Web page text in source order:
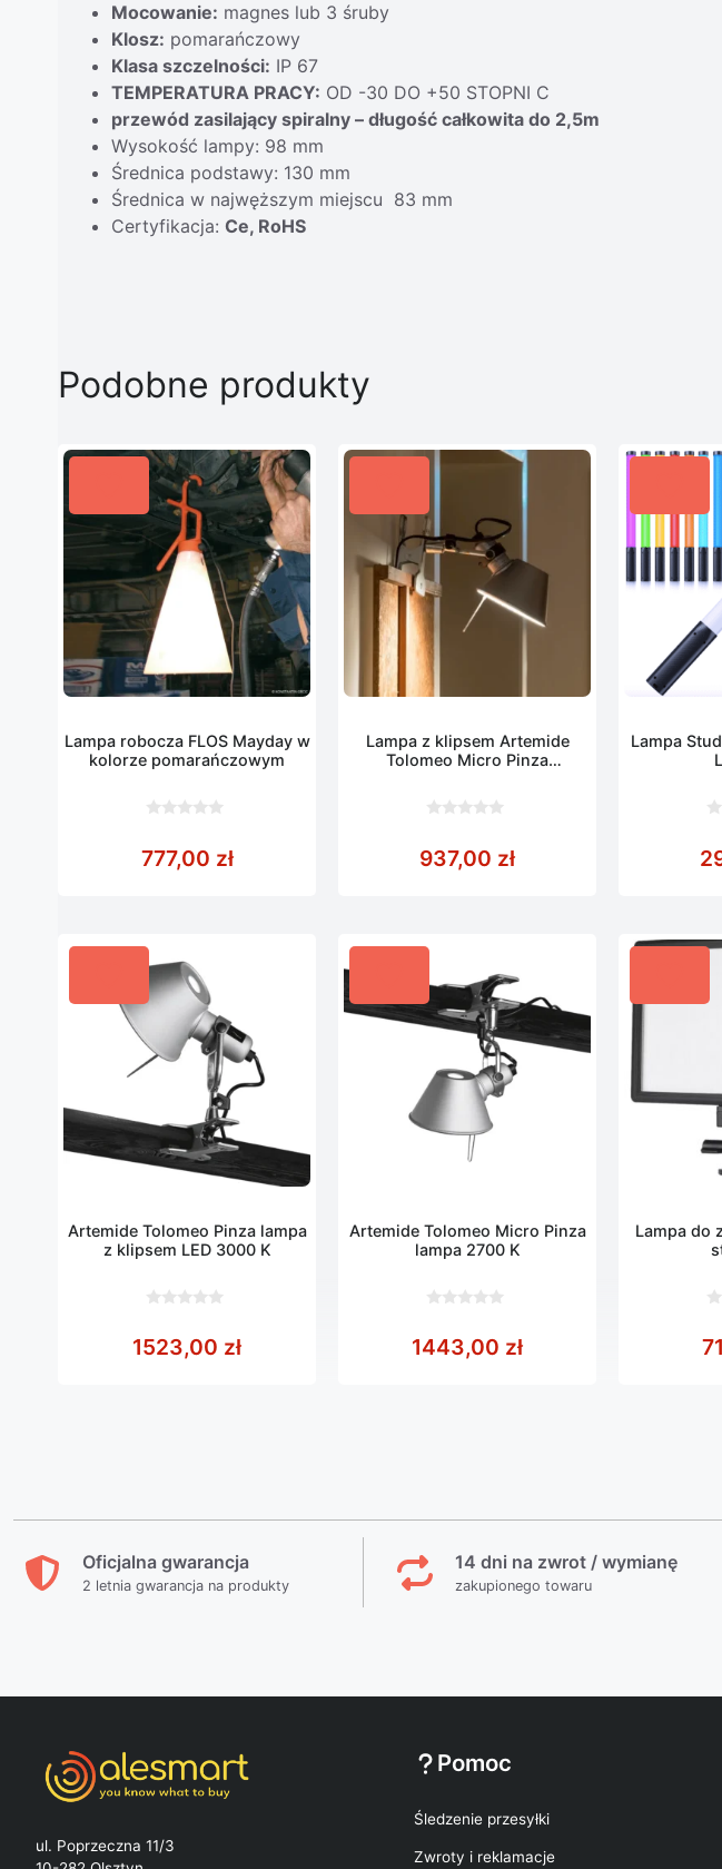
Mocowanie: magnes lub 3 śruby
Klosz: pomarańczowy
Klasa szczelności: IP 67
TEMPERATURA PRACY: OD -30 DO +50 STOPNI C
przewód zasilający spiralny – długość całkowita do 2,5m
Wysokość lampy: 98 mm
Średnica podstawy: 130 mm
Średnica w najwęższym miejscu 83 mm
Certyfikacja: Ce, RoHS
Podobne produkty
Lampa robocza FLOS Mayday w
kolorze pomarańczowym
5
777,00 zł
Lampa z klipsem Artemide
Tolomeo Micro Pinza
5
937,00 zł
Lampa
5
Artemide Tolomeo Pinza lampa
z klipsem LED 3000 K
5
1523,00 zł
Artemide Tolomeo Micro Pinza
lampa 2700 K
5
1443,00 zł
Lampa do
5
Oficjalna gwarancja
2 letnia gwarancja na produkty
14 dni na zwrot / wymianę
zakupionego towaru
ul. Poprzeczna 11/3
Pomoc
Śledzenie przesyłki
Zwroty i reklamacje